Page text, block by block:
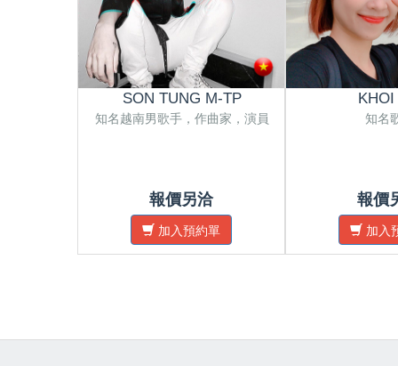
SON TUNG M-TP
知名越南男歌手，作曲家，演員
報價另洽
加入預約單
知名
報價
加入